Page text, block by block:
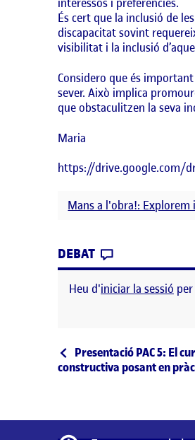
És cert que la inclusió de
discapacitat sovint
visibilitat i la inclusió
Considero que és
sever. Això implica
que obstaculitzen la seva
Maria
https://drive.google.com/
Mans a l'obra!:
DEBAT
Heu d'iniciar la sessió
Navegació
Entrada anterior
Presentació PAC 5: El
constructiva posant en